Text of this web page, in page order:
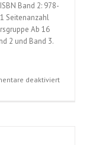
Band 2: 978-
Seitenanzahl
Ab 16
2 und Band 3.
deaktiviertfür